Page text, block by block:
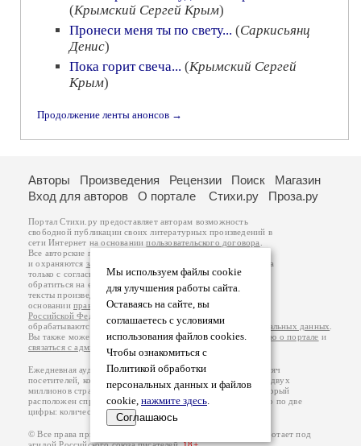
(Крымский Сергей Крым)
Пронеси меня ты по свету... (Саркисьянц
Денис)
Пока горит свеча... (Крымский Сергей
Крым)
Продолжение ленты анонсов →
Мы используем файлы cookie
для улучшения работы сайта.
Оставаясь на сайте, вы
соглашаетесь с условиями
использования файлов cookies.
Чтобы ознакомиться с
Политикой обработки
персональных данных и файлов
cookie, нажмите здесь.
Соглашаюсь
Авторы Произведения Рецензии Поиск
Магазин
Вход для авторов
О портале Стихи.ру Проза.ру
Портал Стихи.ру предоставляет авторам возможность
свободной публикации своих литературных произведений в
сети Интернет на основаниипользовательского договора
Все авторские права на произведения принадлежат авторам
и охраняются законом
. Перепечатка произведений возможна
только с согласия его автора, к которому вы можете
обратиться на его авторской странице. Ответственность за
тексты произведений авторы несут самостоятельно на
основанииправил публикацииизаконодательства
Российской Федерации
обрабатываются на основанииПолитики обработки персональных данных
Вы также можете посмотреть более подробнуюинформацию о портале и
связаться с администрацией
Ежедневная аудитория портала Стихи.ру – порядка 200 тысяч
посетителей, которые в общей сумме просматривают более двух
миллионов страниц по данным счетчика посещаемости, который
расположен справа от этого текста. В каждой графе указано по две
цифры: количество просмотров и количество посетителей.
© Все права принадлежат авторам, 2000-2026. Портал работает под